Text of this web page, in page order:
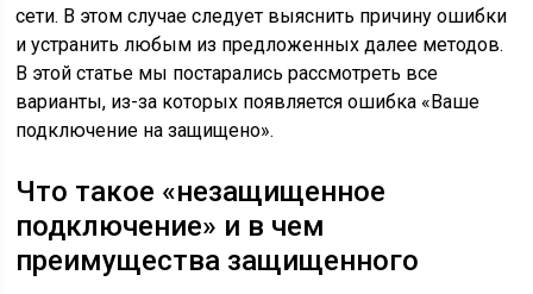
сети. В этом случае следует выяснить причину ошибки
и устранить любым из предложенных далее методов.
В этой статье мы постарались рассмотреть все
варианты, из-за которых появляется ошибка «Ваше
подключение на защищено».
Что такое «незащищенное
подключение» и в чем
преимущества защищенного